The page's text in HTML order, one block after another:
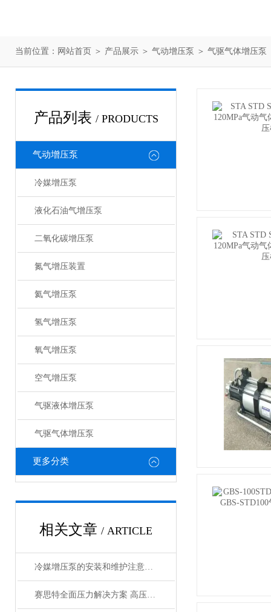
当前位置： 网站首页 ＞ 产品展示 ＞ 气动增压泵 ＞ 气驱气体增压泵
产品列表 / PRODUCTS
气动增压泵
冷媒增压泵
液化石油气增压泵
二氧化碳增压泵
氮气增压装置
氦气增压泵
氢气增压泵
氧气增压泵
空气增压泵
气驱液体增压泵
气驱气体增压泵
更多分类
相关文章 / ARTICLE
冷媒增压泵的安装和维护注意事项有哪些？
赛思特全面压力解决方案 高压气密封检测设备